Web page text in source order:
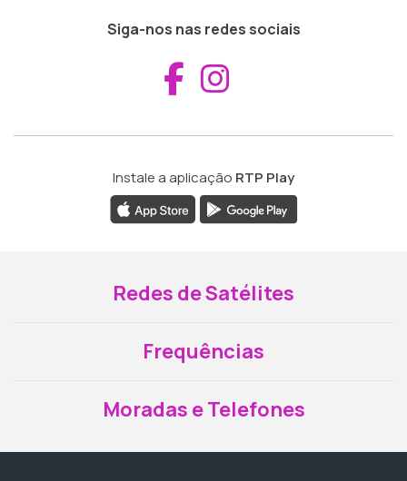
Siga-nos nas redes sociais
Aceder ao
Instale a aplicação RTP Play
Redes de Satélites
Frequências
Moradas e Telefones